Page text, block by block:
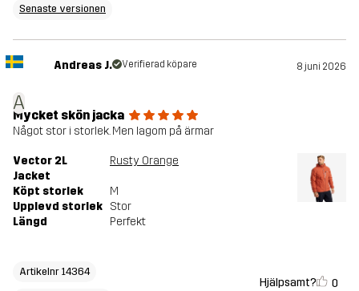
Senaste versionen
A
Andreas J. Verifierad köpare 8 juni 2026
Mycket skön jacka
Något stor i storlek. Men lagom på ärmar
Vector 2L
Jacket
Rusty Orange
Köpt storlek
M
Upplevd storlek Stor
Längd
Perfekt
Artikelnr 14364
Hjälpsamt? 0